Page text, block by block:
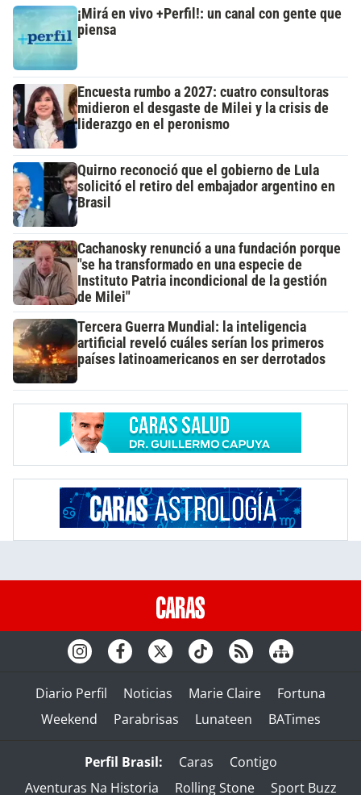
¡Mirá en vivo +Perfil!: un canal con gente que
piensa
Encuesta rumbo a 2027: cuatro consultoras
midieron el desgaste de Milei y la crisis de
liderazgo en el peronismo
Quirno reconoció que el gobierno de Lula
solicitó el retiro del embajador argentino en
Brasil
Cachanosky renunció a una fundación porque
"se ha transformado en una especie de
Instituto Patria incondicional de la gestión
de Milei"
Tercera Guerra Mundial: la inteligencia
artificial reveló cuáles serían los primeros
países latinoamericanos en ser derrotados
Diario Perfil Noticias Marie Claire
Fortuna
Weekend
Parabrisas Lunateen BATimes
Perfil Brasil: Caras
Contigo
Aventuras Na Historia
Rolling Stone Sport Buzz